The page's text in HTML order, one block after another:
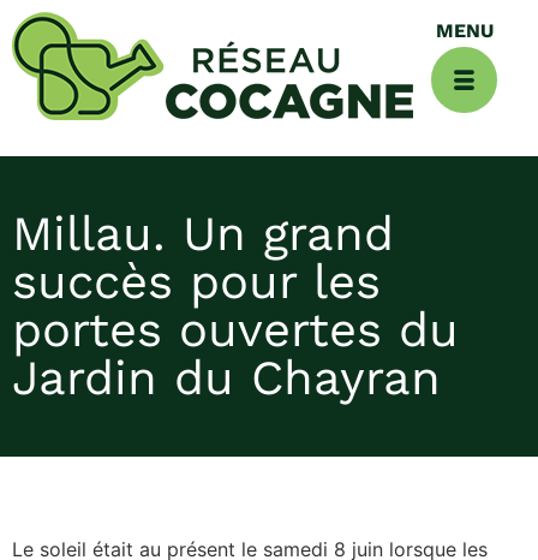
Millau. Un grand
succès pour les
portes ouvertes du
Jardin du Chayran
Le soleil était au présent le samedi 8 juin lorsque les